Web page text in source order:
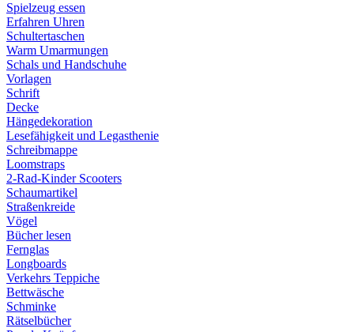
Spielzeug essen
Erfahren Uhren
Schultertaschen
Warm Umarmungen
Schals und Handschuhe
Vorlagen
Schrift
Decke
Hängedekoration
Lesefähigkeit und Legasthenie
Schreibmappe
Loomstraps
2-Rad-Kinder Scooters
Schaumartikel
Straßenkreide
Vögel
Bücher lesen
Fernglas
Longboards
Verkehrs Teppiche
Bettwäsche
Schminke
Rätselbücher